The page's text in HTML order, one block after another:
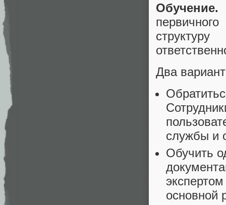
Обучение.
Два
службы и
Обучить
основной